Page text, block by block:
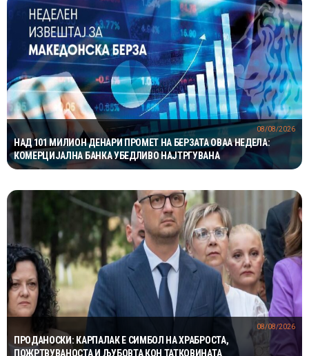
НАД 101 МИЛИОН ДЕНАРИ ПРОМЕТ НА БЕРЗАТА ОВАА НЕДЕЛА:
КОМЕРЦИЈАЛНА БАНКА УБЕДЛИВО НАЈТРГУВАНА
08/08/2026
ПРОДАНОСКИ: КАРПАЛАК Е СИМБОЛ НА ХРАБРОСТА,
ПОЖРТВУВАНОСТА И ЉУБОВТА КОН ТАТКОВИНАТА
08/08/2026